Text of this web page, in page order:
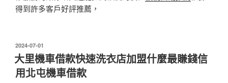
得到許多客戶好評推薦，
發
佈
於
2024-07-01
大里機車借款快速洗衣店加盟什麼最賺錢信
用北屯機車借款